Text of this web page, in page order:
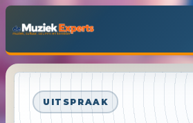
UITSPRAAK